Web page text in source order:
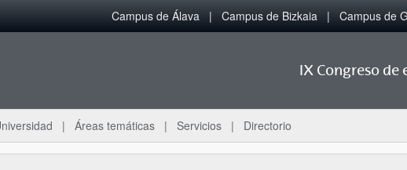
Campus de Álava Campus de Bizkaia Campus de
IX Congreso de
Áreas temáticas Servicios Directorio